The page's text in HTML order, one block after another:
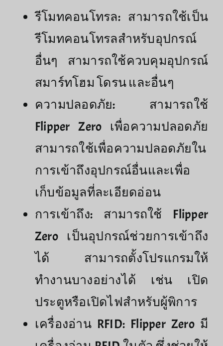
รีโมทคอนโทรล: สามารถใช้เป็น
รีโมทคอนโทรลสำหรับอุปกรณ์
อื่นๆ สามารถใช้ควบคุมอุปกรณ์
สมาร์ทโฮม โดรน และอื่นๆ
ความปลอดภัย: สามารถใช้
Flipper Zero เพื่อความปลอดภัย
สามารถใช้เพื่อความปลอดภัยใน
การเข้าถึงอุปกรณ์อื่นและเพื่อ
เก็บข้อมูลที่ละเอียดอ่อน
การเข้าถึง: สามารถใช้ Flipper
Zero เป็นอุปกรณ์ช่วยการเข้าถึง
ได้ สามารถตั้งโปรแกรมให้
ทำงานบางอย่างได้ เช่น เปิด
ประตูหรือเปิดไฟสำหรับผู้พิการ
เครื่องอ่าน RFID: Flipper Zero มี